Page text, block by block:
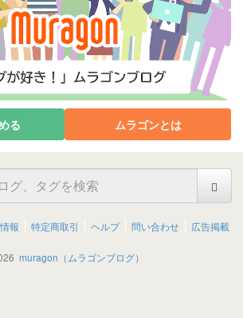
る ムラゴンとは
報 特定商取引 ヘルプ 問い合わせ 広告掲載
muragon（ムラゴンブログ）